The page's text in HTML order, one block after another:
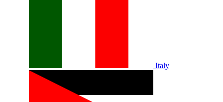
Italy